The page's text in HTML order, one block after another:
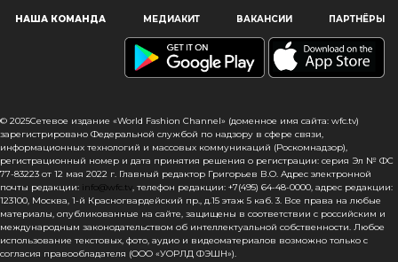
Наш сайт использует файлы cookie и похожие технологии,
пользователям, предоставляя персонализированную
информацию, запоминая предпочтения в области
сайта, вы подтверждаете свое согласие на использование
файлов cookie в соответствии с настоящим уведомлением
в отношении данного типа файлов. Если вы не согласны
с тем, чтобы мы использовали данный тип файлов,
то вы должны соответствующим образом установить
настройки вашего браузера или не использовать сайт wfc.tv
НАША КОМАНДА МЕДИАКИТ ВАКАНСИИ ПАРТНЁРЫ
© 2025Сетевое издание «World Fashion Channel» (доменное имя сайта: wfc.tv)
зарегистрировано Федеральной службой по надзору в сфере связи,
информационных технологий и массовых коммуникаций (Роскомнадзор),
регистрационный номер и дата принятия решения о регистрации: серия Эл № ФС
77-83223 от 12 мая 2022 г. Главный редактор Григорьев В.О. Адрес электронной
почты редакции: info@wfc.tv, телефон редакции: +7(495) 64-48-0000, адрес редакции:
123100, Москва, 1-й Красногвардейский пр., д.15 этаж 5 каб. 3. Все права на любые
материалы, опубликованные на сайте, защищены в соответствии с российским и
международным законодательством об интеллектуальной собственности. Любое
использование текстовых, фото, аудио и видеоматериалов возможно только с
согласия правообладателя (ООО «УОРЛД ФЭШН»).